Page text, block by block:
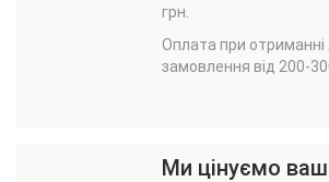
грн.
Оплата при отриманні
замовлення від 200-
Ми цінуємо